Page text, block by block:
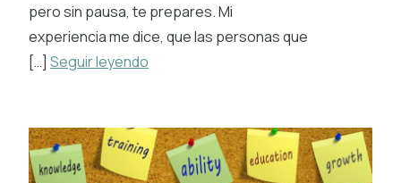
pero sin pausa, te prepares. Mi
experiencia me dice, que las personas que
[…] Seguir leyendo